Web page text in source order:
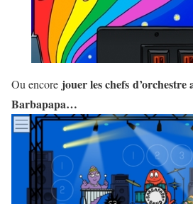
Ou encore jouer les chefs d’orchestre
Barbapapa…